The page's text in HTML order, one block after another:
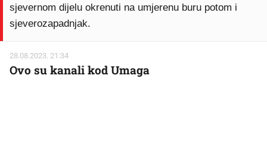
sjevernom dijelu okrenuti na umjerenu buru potom i
sjeverozapadnjak.
28.08.2023. 21:34
Ovo su kanali kod Umaga